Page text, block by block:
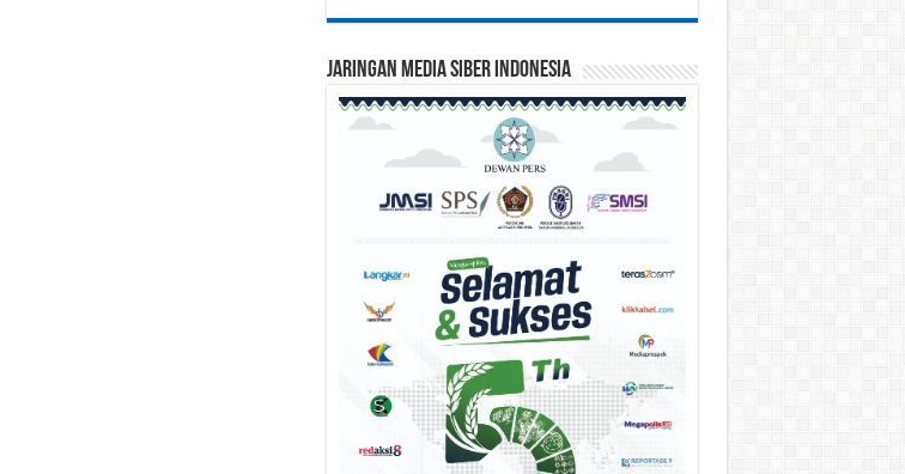
Jaringan Media Siber Indonesia